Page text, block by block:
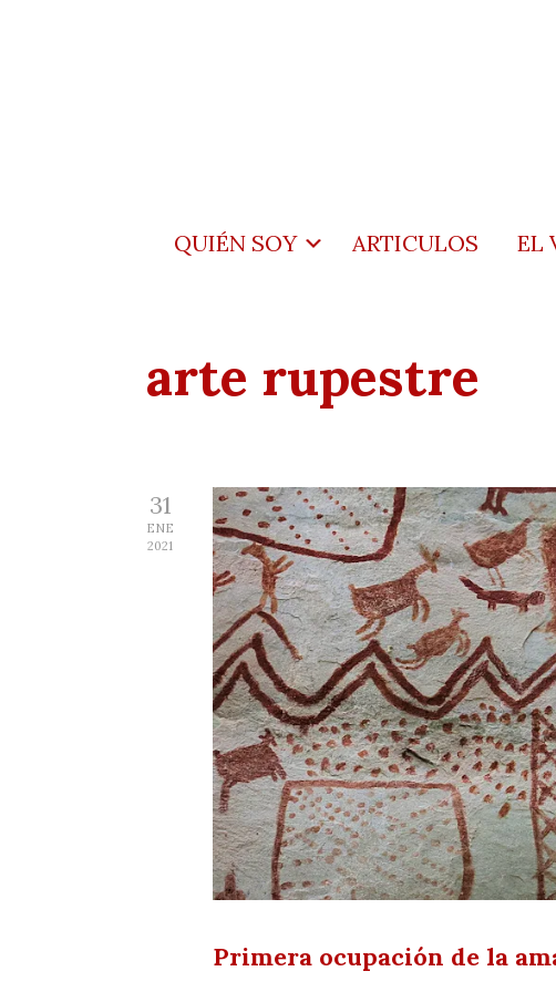
QUIÉN SOY ARTICULOS EL
arte rupestre
31
ENE
2021
Primera ocupación de la